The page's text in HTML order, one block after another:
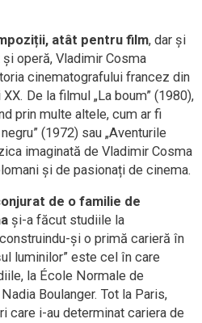
atât pentru film, dar și
operă, Vladimir Cosma
cinematografului francez din
De la filmul „La boum” (1980),
prin multe altele, cum ar fi
(1972) sau „Aventurile
imaginată de Vladimir Cosma
și de pasionați de cinema.
de o familie de
și-a făcut studiile la
și o primă carieră în
luminilor” este cel în care
la École Normale de
Boulanger. Tot la Paris,
care i-au determinat cariera de